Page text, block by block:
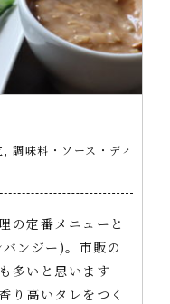
調味料・ソース・ディ
の定番メニューと
ンジー)。市販の
多いと思います
り高いタレをつく